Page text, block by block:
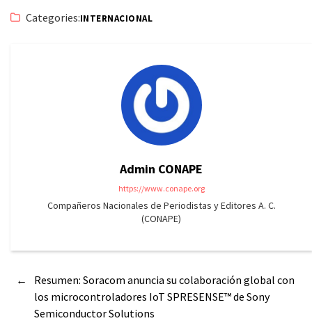
Categories:INTERNACIONAL
Admin CONAPE
https://www.conape.org
Compañeros Nacionales de Periodistas y Editores A. C.
(CONAPE)
←
Resumen: Soracom anuncia su colaboración global con
los microcontroladores IoT SPRESENSE™ de Sony
Semiconductor Solutions